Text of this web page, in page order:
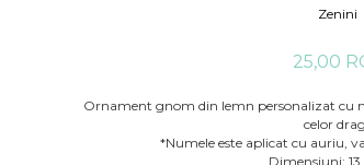
Zenini
25,00
Ornament gnom din lemn personalizat cu
celor
*Numele este aplicat cu auriu,
Dimensiuni: